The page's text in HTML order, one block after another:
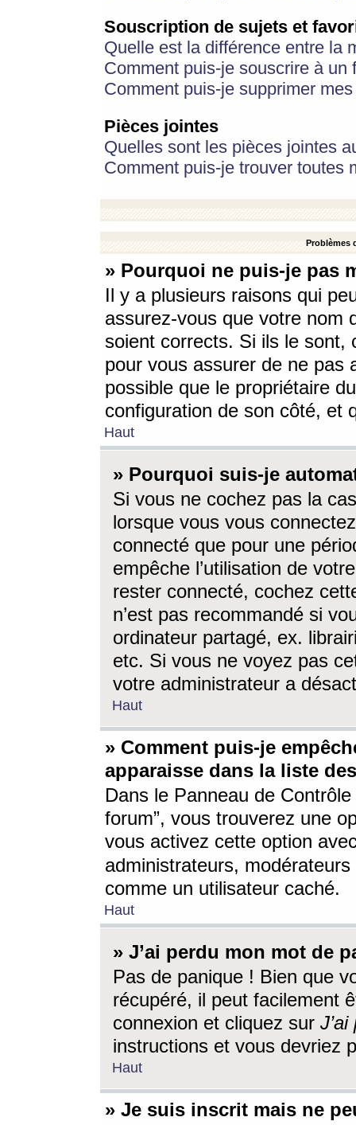
Souscription de sujets et
Quelle est la différence entre la
Comment puis-je souscrire à
Comment puis-je supprimer
Pièces jointes
Quelles sont les pièces jointes
Comment puis-je trouver toutes
Problèmes
» Pourquoi ne puis-je pas
Il y a plusieurs raisons qui
assurez-vous que votre nom
soient corrects. Si ils le sont,
pour vous assurer de ne pas
possible que le propriétaire
configuration de son côté, et
Haut
» Pourquoi suis-je
Si vous ne cochez pas la
lorsque vous vous
connecté que pour une
empêche l’utilisation de
rester connecté, cochez
n’est pas recommandé si
ordinateur partagé, ex.
etc. Si vous ne voyez pas
votre administrateur a
Haut
» Comment puis-je
apparaisse dans la liste
Dans le Panneau de
forum”, vous trouverez une
vous activez cette option
administrateurs,
comme un utilisateur caché.
Haut
» J’ai perdu mon mot de
Pas de panique ! Bien que
récupéré, il peut facilement
connexion et cliquez sur
instructions et vous devriez
Haut
» Je suis inscrit mais ne